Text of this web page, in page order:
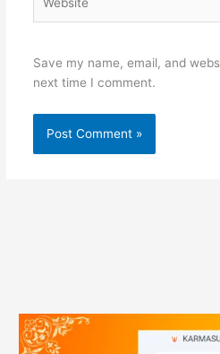
Save my name, email, and
next time I comment.